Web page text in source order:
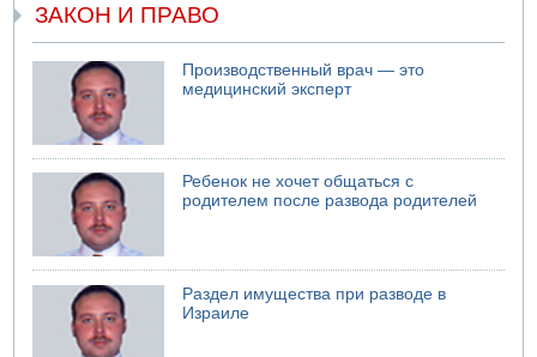
ЗАКОН И ПРАВО
Производственный врач — это
медицинский эксперт
Ребенок не хочет общаться с
родителем после развода родителей
Раздел имущества при разводе в
Израиле